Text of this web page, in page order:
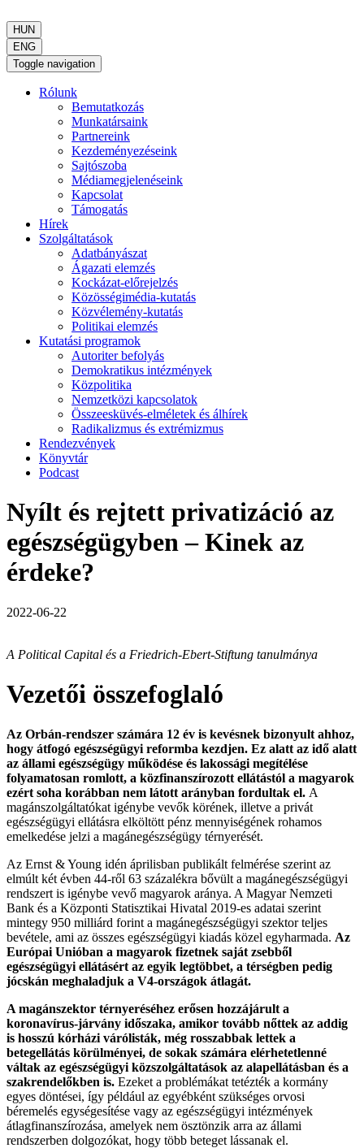
HUN
ENG
Toggle navigation
Rólunk
Bemutatkozás
Munkatársaink
Partnereink
Kezdeményezéseink
Sajtószoba
Médiamegjelenéseink
Kapcsolat
Támogatás
Hírek
Szolgáltatások
Adatbányászat
Ágazati elemzés
Kockázat-előrejelzés
Közösségimédia-kutatás
Közvélemény-kutatás
Politikai elemzés
Kutatási programok
Autoriter befolyás
Demokratikus intézmények
Közpolitika
Nemzetközi kapcsolatok
Összeesküvés-elméletek és álhírek
Radikalizmus és extrémizmus
Rendezvények
Könyvtár
Podcast
Nyílt és rejtett privatizáció az
egészségügyben – Kinek az
érdeke?
2022-06-22
A Political Capital és a Friedrich-Ebert-Stiftung tanulmánya
Vezetői összefoglaló
Az Orbán-rendszer számára 12 év is kevésnek bizonyult ahhoz,
hogy átfogó egészségügyi reformba kezdjen. Ez alatt az idő alatt
az állami egészségügy működése és lakossági megítélése
folyamatosan romlott, a közfinanszírozott ellátástól a magyarok
ezért soha korábban nem látott arányban fordultak el. A
magánszolgáltatókat igénybe vevők körének, illetve a privát
egészségügyi ellátásra elköltött pénz mennyiségének rohamos
emelkedése jelzi a magánegészségügy térnyerését.
Az Ernst & Young idén áprilisban publikált felmérése szerint az
elmúlt két évben 44-ről 63 százalékra bővült a magánegészségügyi
rendszert is igénybe vevő magyarok aránya. A Magyar Nemzeti
Bank és a Központi Statisztikai Hivatal 2019-es adatai szerint
mintegy 950 milliárd forint a magánegészségügyi szektor teljes
bevétele, ami az összes egészségügyi kiadás közel egyharmada. Az
Európai Unióban a magyarok fizetnek saját zsebből
egészségügyi ellátásért az egyik legtöbbet, a térségben pedig
jócskán meghaladjuk a V4-országok átlagát.
A magánszektor térnyeréséhez erősen hozzájárult a
koronavírus-járvány időszaka, amikor tovább nőttek az addig
is hosszú kórházi várólisták, még rosszabbak lettek a
betegellátás körülményei, de sokak számára elérhetetlenné
váltak az egészségügyi közszolgáltatások az alapellátásban és a
szakrendelőkben is. Ezeket a problémákat tetézték a kormány
egyes döntései, így például az egyébként szükséges orvosi
béremelés egységesítése vagy az egészségügyi intézmények
átlagfinanszírozása, amelyek nem ösztönzik arra az állami
rendszerben dolgozókat, hogy több beteget lássanak el.